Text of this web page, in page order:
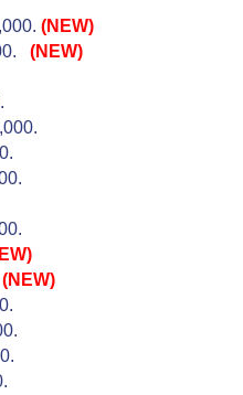
(NEW)
(NEW)
(NEW)